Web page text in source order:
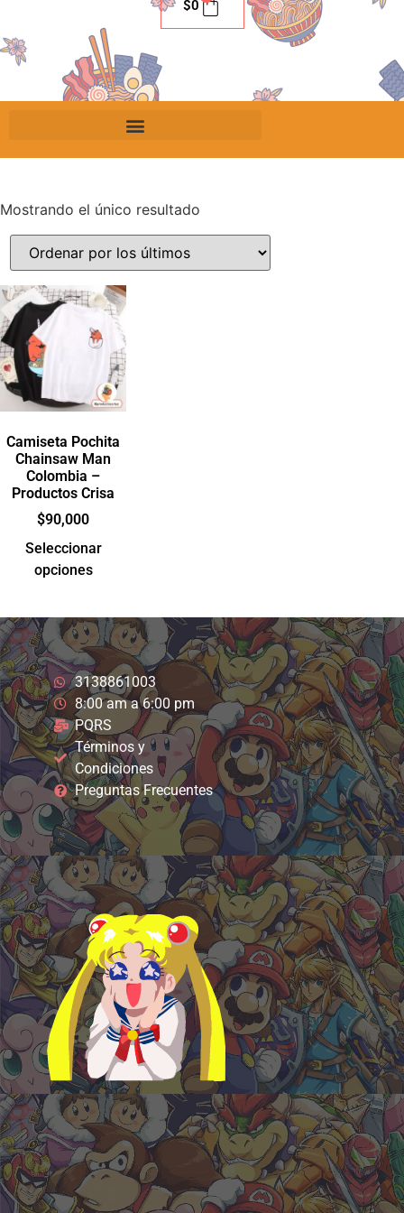
$0
Mostrando el único resultado
Camiseta Pochita
Chainsaw Man
Colombia –
Productos Crisa
$90,000
Seleccionar
opciones
3138861003
8:00 am a 6:00 pm
PQRS
Términos y
Condiciones
Preguntas Frecuentes